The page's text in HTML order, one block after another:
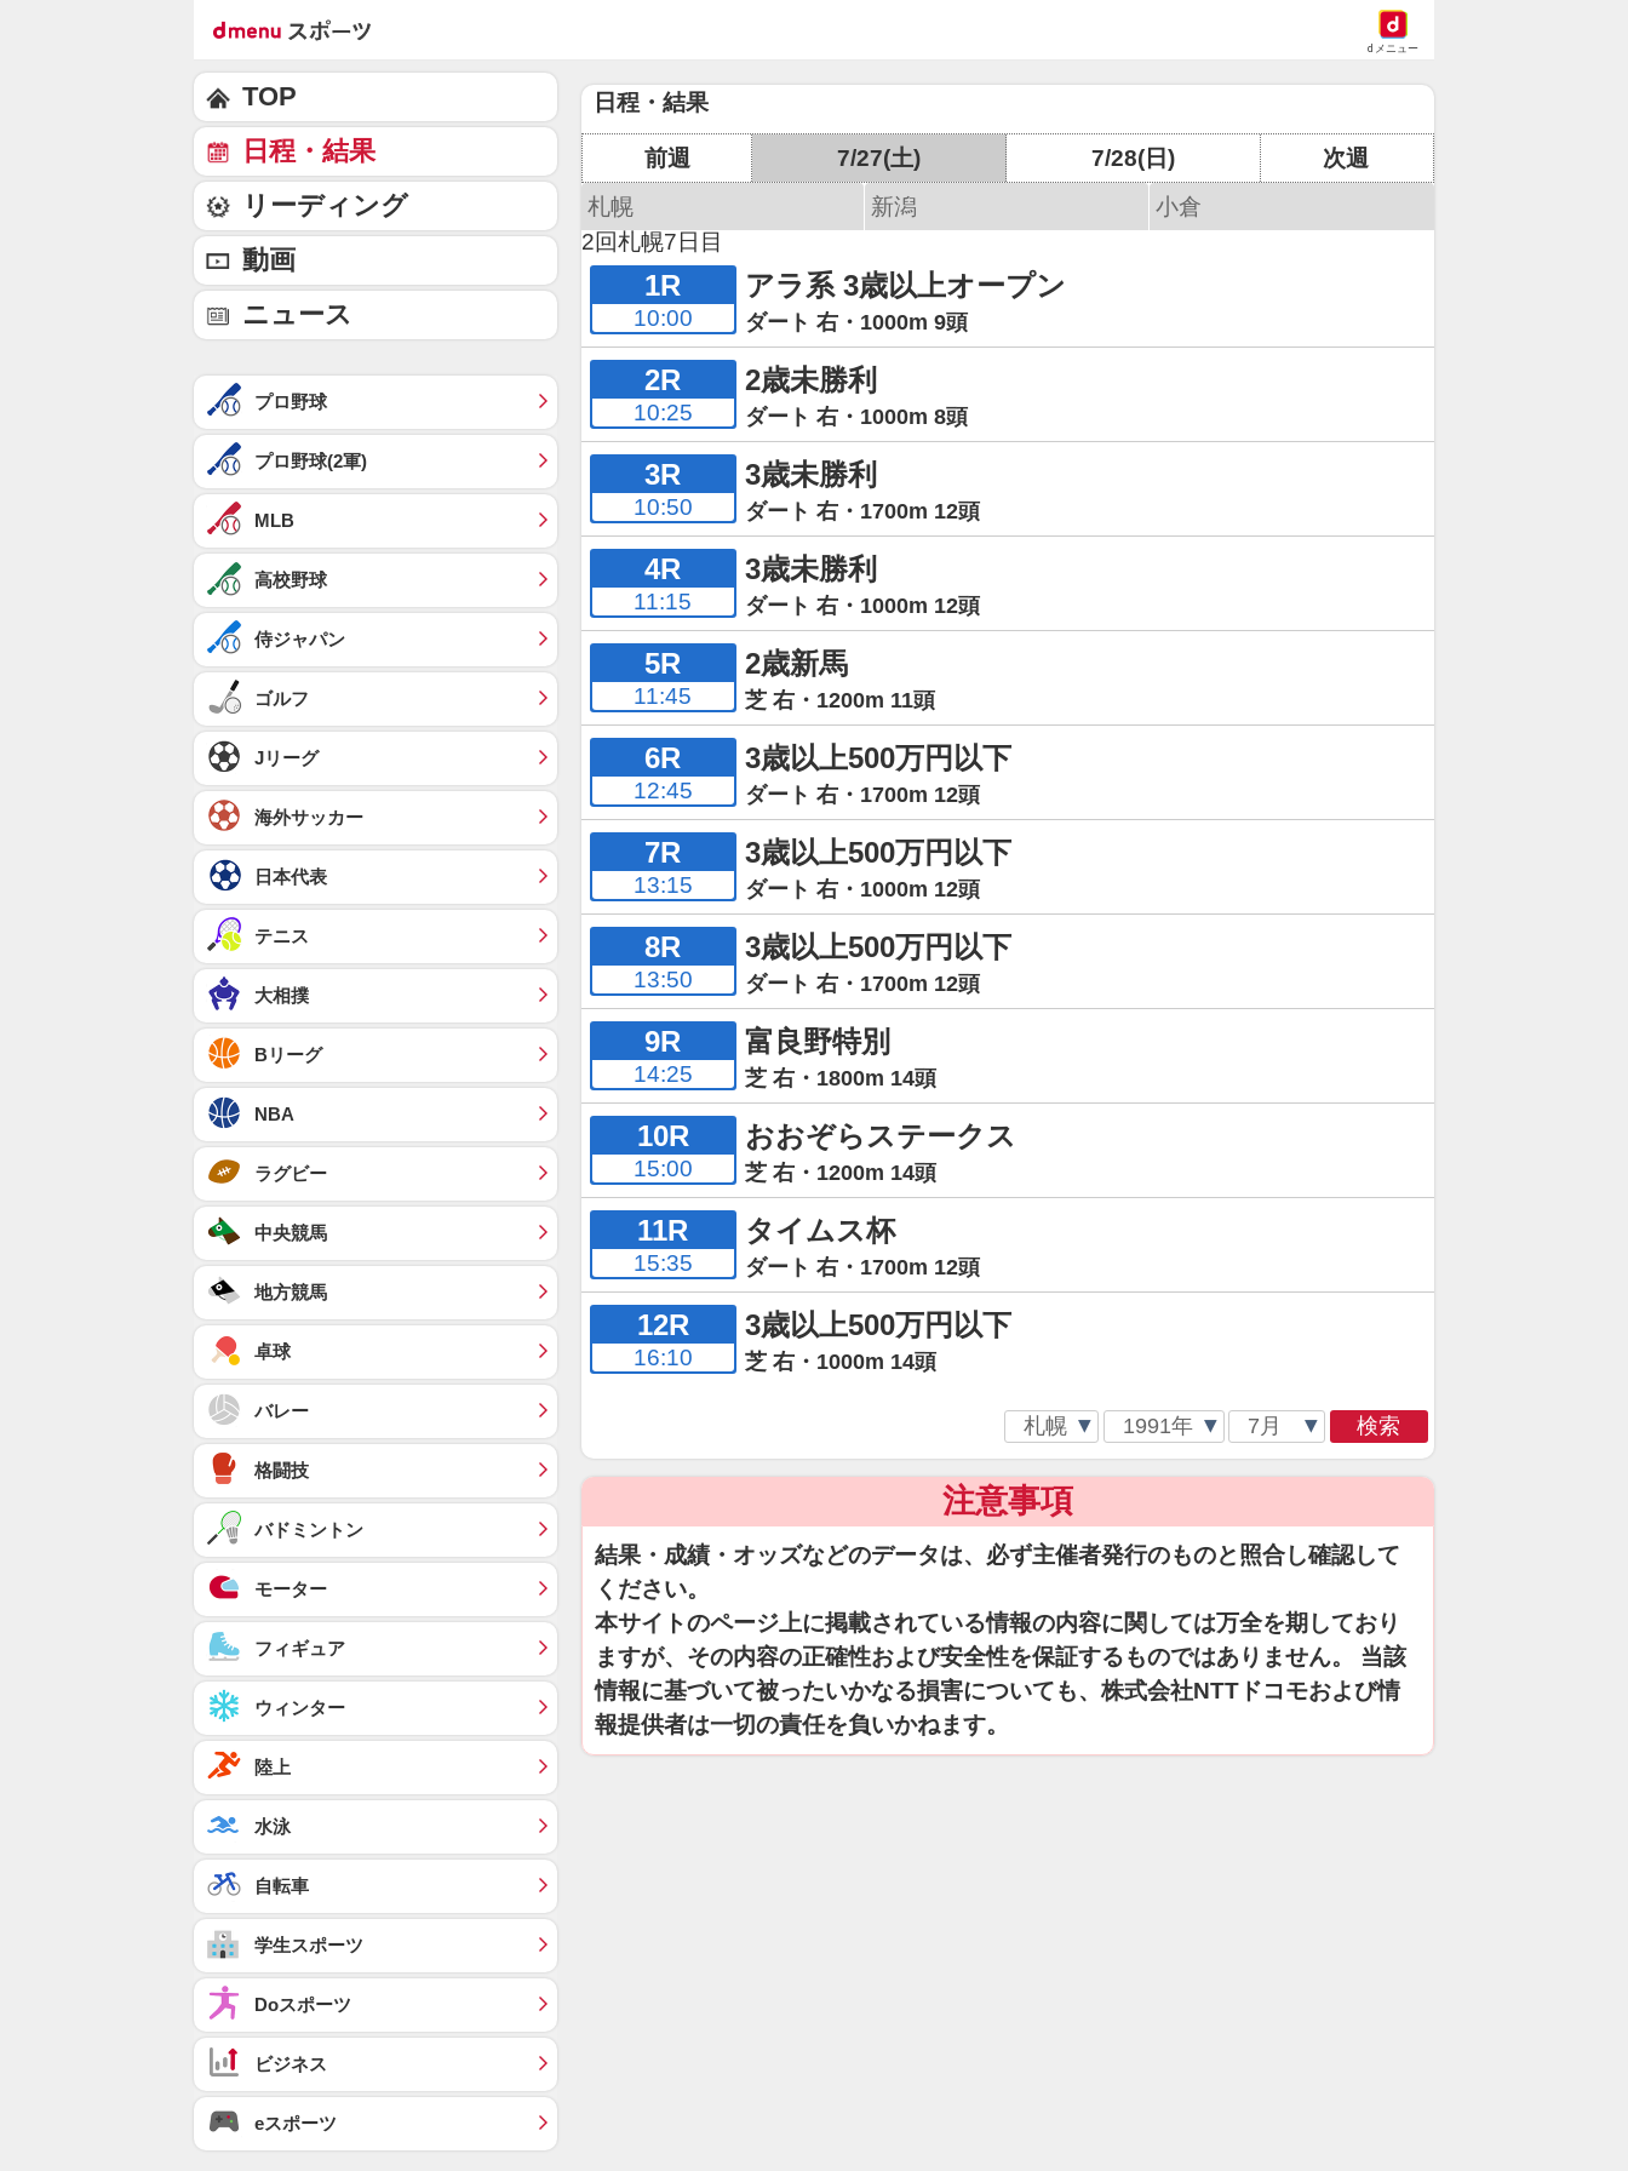
dメニュー
日程・結果
前週 7/27(土) 7/28(日)
次週
札幌
新潟
小倉
2回札幌7日目
1R
10:00
アラ系 3歳以上オープン
ダート 右・1000m 9頭
2R
10:25
2歳未勝利
ダート 右・1000m 8頭
3R
10:50
3歳未勝利
ダート 右・1700m 12頭
4R
11:15
3歳未勝利
ダート 右・1000m 12頭
5R
11:45
2歳新馬
芝 右・1200m 11頭
6R
12:45
3歳以上500万円以下
ダート 右・1700m 12頭
7R
13:15
3歳以上500万円以下
ダート 右・1000m 12頭
8R
13:50
3歳以上500万円以下
ダート 右・1700m 12頭
9R
14:25
富良野特別
芝 右・1800m 14頭
10R
15:00
おおぞらステークス
芝 右・1200m 14頭
11R
15:35
タイムス杯
ダート 右・1700m 12頭
12R
16:10
3歳以上500万円以下
芝 右・1000m 14頭
検索
注意事項
結果・成績・オッズなどのデータは、必ず主催者発行のものと照合し確認して
ください。
本サイトのページ上に掲載されている情報の内容に関しては万全を期しており
ますが、その内容の正確性および安全性を保証するものではありません。 当該
情報に基づいて被ったいかなる損害についても、株式会社NTTドコモおよび情
報提供者は一切の責任を負いかねます。
TOP
日程・結果
リーディング
動画
ニュース
プロ野球
プロ野球(2軍)
MLB
高校野球
侍ジャパン
ゴルフ
Jリーグ
海外サッカー
日本代表
テニス
大相撲
Bリーグ
NBA
ラグビー
中央競馬
地方競馬
卓球
バレー
格闘技
バドミントン
モーター
フィギュア
ウィンター
陸上
水泳
自転車
学生スポーツ
Doスポーツ
ビジネス
eスポーツ